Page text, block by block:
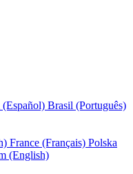
Brasil (Português)
France (Français) Polska
(English)